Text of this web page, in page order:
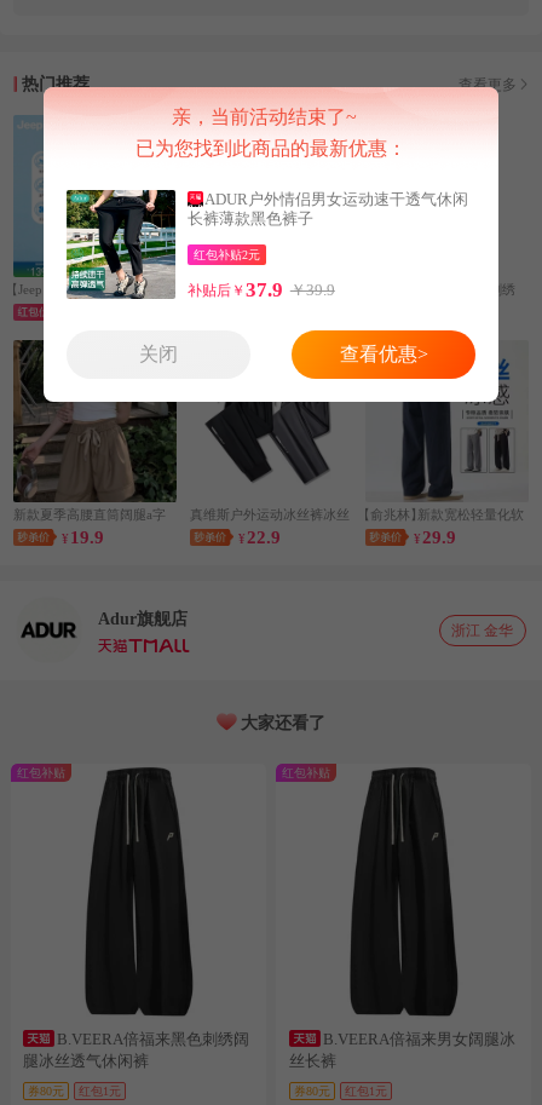
热门推荐 查看更多
【Jeep】 薄款冰丝休闲裤
Jeep吉普冰丝速干休闲裤
B.VEERA倍福来黑色刺绣
新款夏季高腰直筒阔腿a字
五分裤 ¥ 19.9
真维斯户外运动冰丝裤冰丝
裤子男裤速干裤
¥ 22.9
【俞兆林】新款宽松轻量化软
壳工装裤¥ 29.9
Adur旗舰店
浙江 金华
大家还看了
红包补贴
B.VEERA倍福来黑色刺绣阔
腿冰丝透气休闲裤
券80元 红包1元
红包补贴
B.VEERA倍福来男女阔腿冰
丝长裤
券80元 红包1元
亲，当前活动结束了~
已为您找到此商品的最新优惠：
ADUR户外情侣男女运动速干透气休闲
长裤薄款黑色裤子
红包补贴2元
补贴后￥ 37.9 ￥39.9
关闭 查看优惠>